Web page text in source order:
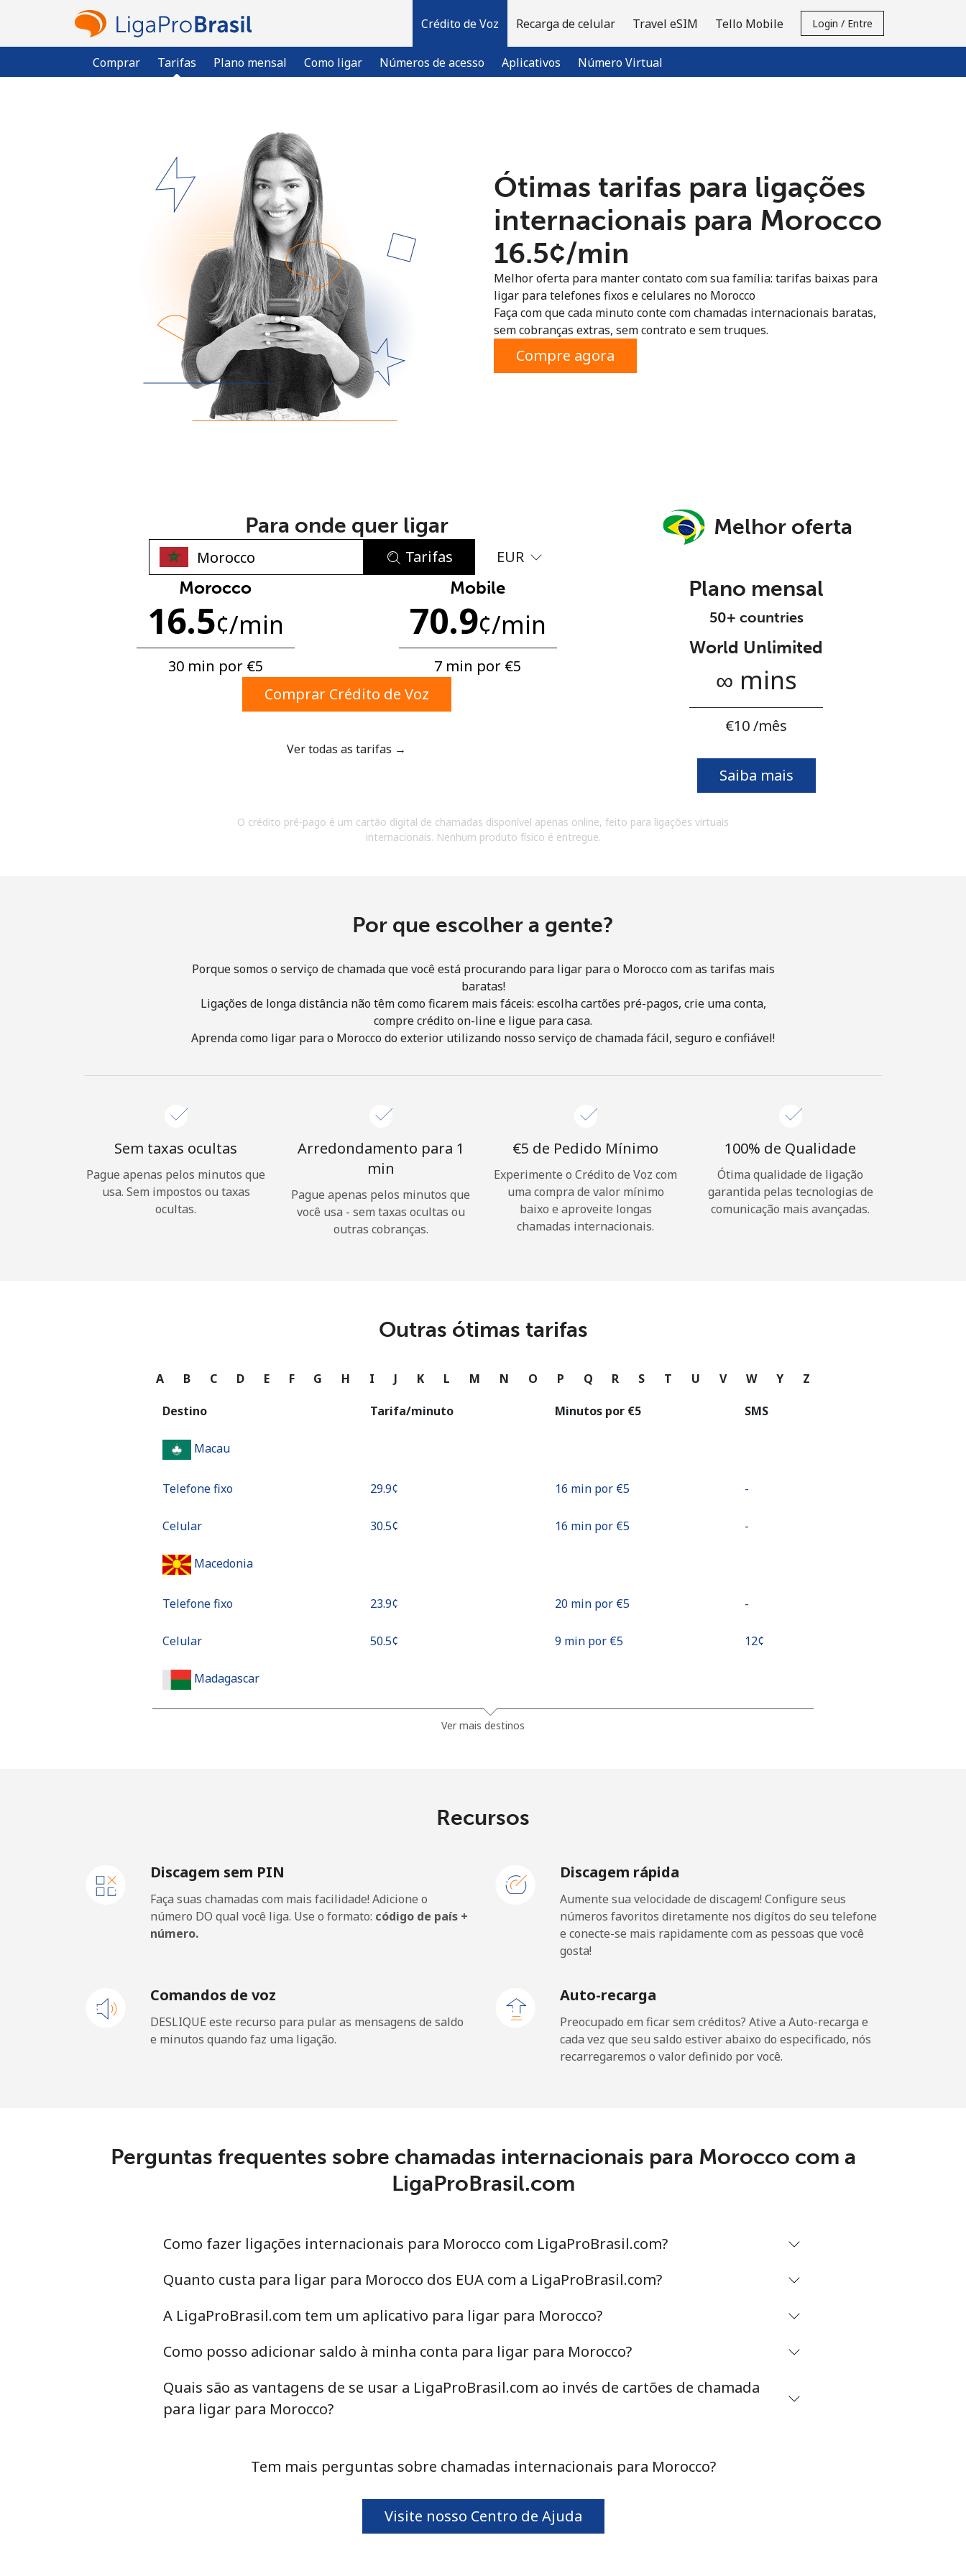
Crédito de Voz
Comprar Tarifas Plano mensal Como ligar Números de acesso Aplicativos Número Virtual
Recarga de celular Travel eSIM Tello Mobile Login / Entre
Já tem uma conta?ENTRE →
Entrar com
Mínimo de 8 caracteres
Uma letra maiúscula e minúscula
Um número
Um caractere especial
Ao abrir uma conta neste site, eu concordo com os
Olá!
Esqueceu sua senha? →
Continuar com
Ótimas tarifas para ligações
internacionais para Morocco
⁦16.5¢⁩/min
Melhor oferta para manter contato com sua família: tarifas baixas para
ligar para telefones fixos e celulares no Morocco
Faça com que cada minuto conte com chamadas internacionais baratas,
sem cobranças extras, sem contrato e sem truques.
Compre agora
Para onde quer ligar
Tarifas EUR
Morocco
16.5¢/min
30 min por ⁦€5⁩
Mobile
70.9¢/min
7 min por ⁦€5⁩
Comprar Crédito de Voz
Ver todas as tarifas →
Melhor oferta
Plano mensal
50+ countries
World Unlimited
∞ mins
⁦€10⁩ /mês
Saiba mais
O crédito pré-pago é um cartão digital de chamadas disponível apenas online, feito para ligações virtuais
internacionais. Nenhum produto físico é entregue.
Por que escolher a gente?
Porque somos o serviço de chamada que você está procurando para ligar para o Morocco com as tarifas mais
baratas!
Ligações de longa distância não têm como ficarem mais fáceis: escolha cartões pré-pagos, crie uma conta,
compre crédito on-line e ligue para casa.
Aprenda como ligar para o Morocco do exterior utilizando nosso serviço de chamada fácil, seguro e confiável!
Sem taxas ocultas
Pague apenas pelos minutos que
usa. Sem impostos ou taxas
ocultas.
Arredondamento para 1
min
Pague apenas pelos minutos que
você usa - sem taxas ocultas ou
outras cobranças.
⁦€5⁩ de Pedido Mínimo
Experimente o Crédito de Voz com
uma compra de valor mínimo
baixo e aproveite longas
chamadas internacionais.
100% de Qualidade
Ótima qualidade de ligação
garantida pelas tecnologias de
comunicação mais avançadas.
Outras ótimas tarifas
A B C D E F G H I J K L M N O P Q R S T U V W Y Z
Destino Tarifa/minuto Minutos por ⁦€5⁩ SMS
Macau
Telefone fixo ⁦29.9¢⁩ 16 min por ⁦€5⁩ -
Celular ⁦30.5¢⁩ 16 min por ⁦€5⁩ -
Macedonia
Telefone fixo ⁦23.9¢⁩ 20 min por ⁦€5⁩ -
Celular ⁦50.5¢⁩ 9 min por ⁦€5⁩ ⁦12¢⁩
Madagascar
Celular 8 min por ⁦€5⁩
Malaysia
333 min por ⁦€5⁩
Maldives
5 min por ⁦€5⁩ -
⁦48.9¢⁩ 10 min por ⁦€5⁩
Malta
All country
⁦31.5¢⁩ 15 min por ⁦€5⁩
Ver mais destinos
Recursos
Discagem sem PIN
Faça suas chamadas com mais facilidade! Adicione o
número DO qual você liga. Use o formato: código de país +
número.
Discagem rápida
Aumente sua velocidade de discagem! Configure seus
números favoritos diretamente nos digítos do seu telefone
e conecte-se mais rapidamente com as pessoas que você
gosta!
Comandos de voz
DESLIQUE este recurso para pular as mensagens de saldo
e minutos quando faz uma ligação.
Auto-recarga
Preocupado em ficar sem créditos? Ative a Auto-recarga e
cada vez que seu saldo estiver abaixo do especificado, nós
recarregaremos o valor definido por você.
Perguntas frequentes sobre chamadas internacionais para Morocco com a
LigaProBrasil.com
Como fazer ligações internacionais para Morocco com LigaProBrasil.com?
Quanto custa para ligar para Morocco dos EUA com a LigaProBrasil.com?
A LigaProBrasil.com tem um aplicativo para ligar para Morocco?
Como posso adicionar saldo à minha conta para ligar para Morocco?
Quais são as vantagens de se usar a LigaProBrasil.com ao invés de cartões de chamada
para ligar para Morocco?
Tem mais perguntas sobre chamadas internacionais para Morocco?
Visite nosso Centro de Ajuda